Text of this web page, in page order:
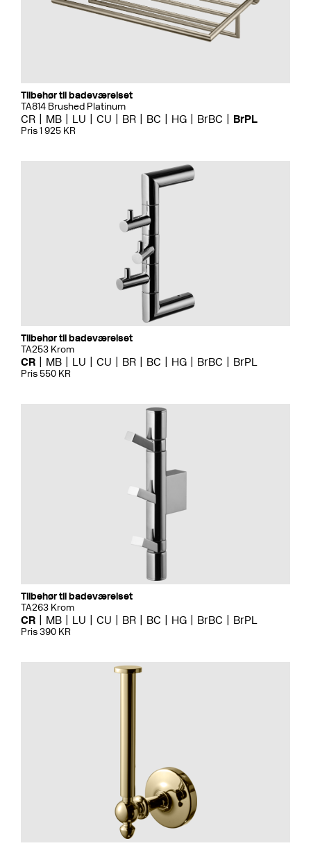
Tilbehør til badeværelset
TA814 Brushed Platinum
CR MB LU CU BR BC HG BrBC BrPL
Pris 1 925 KR
Tilbehør til badeværelset
TA253 Krom
CR MB LU CU BR BC HG BrBC BrPL
Pris 550 KR
Tilbehør til badeværelset
TA263 Krom
CR MB LU CU BR BC HG BrBC BrPL
Pris 390 KR